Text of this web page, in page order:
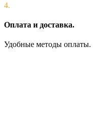
4.
Оплата и доставка.
Удобные методы оплаты.